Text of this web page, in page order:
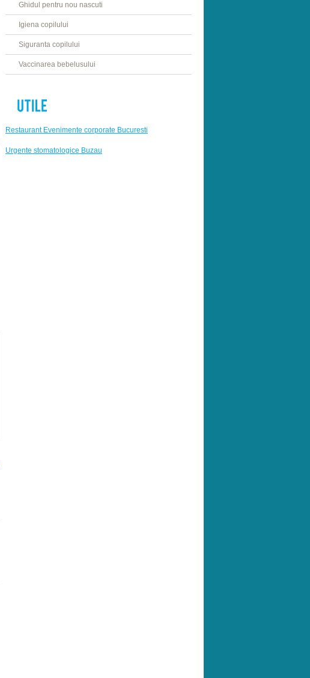
Ghidul pentru nou nascuti
Igiena copilului
Siguranta copilului
Vaccinarea bebelusului
Restaurant Evenimente corporate Bucuresti
Urgente stomatologice Buzau